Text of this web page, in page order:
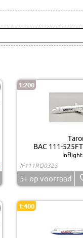
1:200
BAC 111-
IF111RO0325
5+op voorraad
1:400